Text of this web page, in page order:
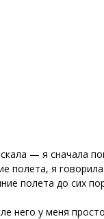
— я сначала
полета, я
полета до сих
него у меня